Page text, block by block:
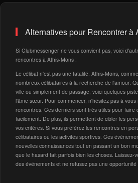
Alternatives pour Rencontrer à
Si Clubmessenger ne vous convient pas, voici
rencontres à Athis-Mons :
Le célibat n'est pas une fatalité. Athis-Mons,
nombreux célibataires à la recherche de l'amour.
ville ou simplement de passage, voici quelques
l'âme sœur. Pour commencer, n'hésitez pas à vous
rencontres. Ces derniers sont très utiles pour faire
facilement. De plus, ils permettent de cibler les
vos critères. Si vous préférez les rencontres en
célibataires ou les activités sportives. Ces
nouvelles connaissances tout en passant un bon
que le hasard fait parfois bien les choses. Laissez-
des événements et ne refusez pas une